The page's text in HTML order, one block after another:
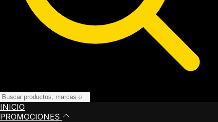
INICIO
PROMOCIONES